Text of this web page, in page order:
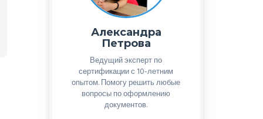
Александра
Петрова
Ведущий эксперт по
сертификации с 10-летним
опытом. Помогу решить любые
вопросы по оформлению
документов.